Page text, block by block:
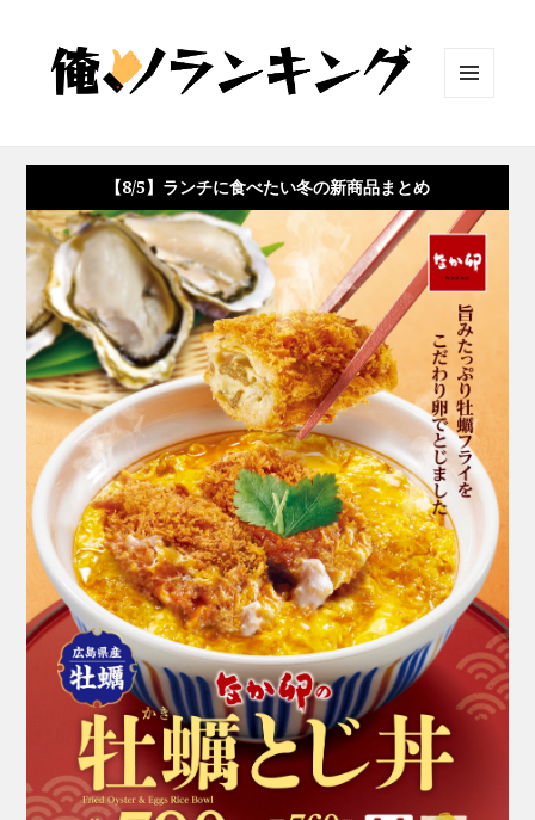
ット
【8/5】ランチに食べたい冬の新商品まとめ